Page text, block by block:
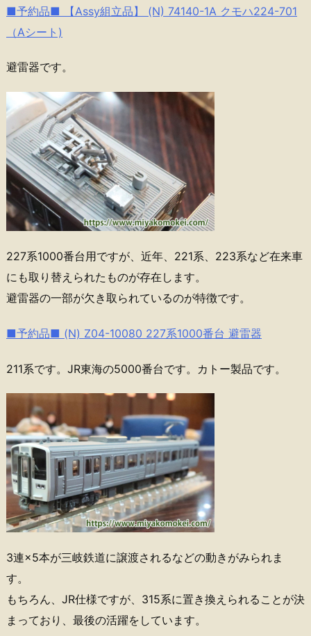
■予約品■ 【Assy組立品】 (N) 74140-1A クモハ224-701
（Aシート)
避雷器です。
227系1000番台用ですが、近年、221系、223系など在来車
にも取り替えられたものが存在します。
避雷器の一部が欠き取られているのが特徴です。
■予約品■ (N) Z04-10080 227系1000番台 避雷器
211系です。JR東海の5000番台です。カトー製品です。
3連×5本が三岐鉄道に譲渡されるなどの動きがみられま
す。
もちろん、JR仕様ですが、315系に置き換えられることが決
まっており、最後の活躍をしています。